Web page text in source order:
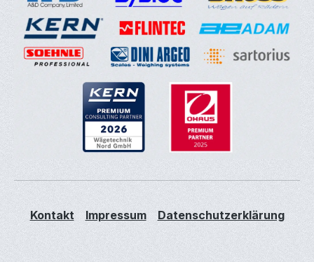
Kontakt Impressum Datenschutzerklärung